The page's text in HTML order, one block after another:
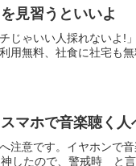
見習うといいよ
じゃいい人採れないよ
用無料、社食に社宅も
マホで音楽聴く人
注意です。イヤホンで
したので、警戒時 と